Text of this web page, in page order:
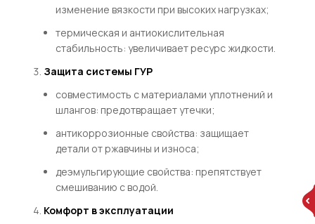
изменение вязкости при высоких нагрузках;
термическая и антиокислительная
стабильность: увеличивает ресурс жидкости.
Защита системы ГУР
совместимость с материалами уплотнений и
шлангов: предотвращает утечки;
антикоррозионные свойства: защищает
детали от ржавчины и износа;
деэмульгирующие свойства: препятствует
смешиванию с водой.
Комфорт в эксплуатации